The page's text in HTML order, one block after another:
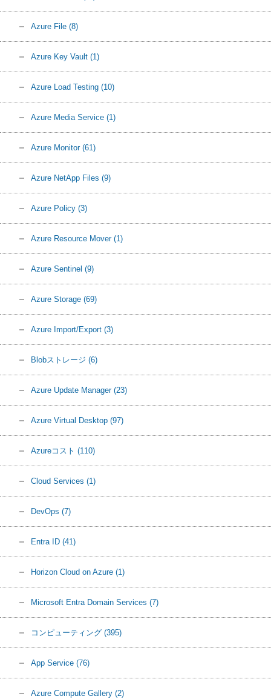
Azure File (8)
Azure Key Vault (1)
Azure Load Testing (10)
Azure Media Service (1)
Azure Monitor (61)
Azure NetApp Files (9)
Azure Policy (3)
Azure Resource Mover (1)
Azure Sentinel (9)
Azure Storage (69)
Azure Import/Export (3)
Blobストレージ (6)
Azure Update Manager (23)
Azure Virtual Desktop (97)
Azureコスト (110)
Cloud Services (1)
DevOps (7)
Entra ID (41)
Horizon Cloud on Azure (1)
Microsoft Entra Domain Services (7)
コンピューティング (395)
App Service (76)
Azure Compute Gallery (2)